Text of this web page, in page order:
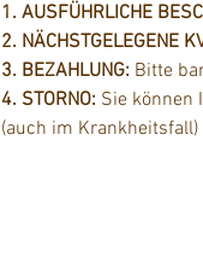
1. AUSFÜHRLICHE
2. NÄCHSTGELEGENE
3. BEZAHLUNG: Bitte
4. STORNO: Sie können
(auch im